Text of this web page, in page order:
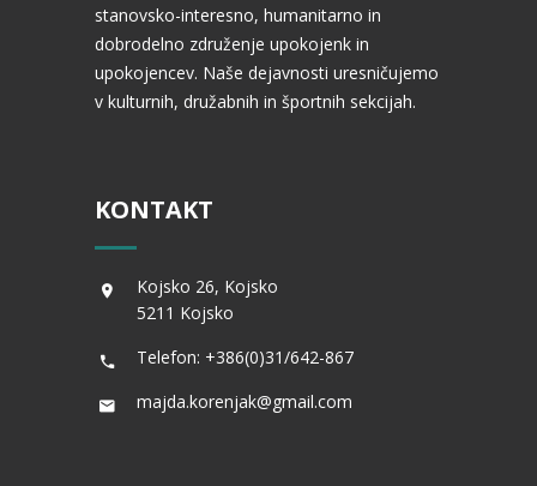
stanovsko-interesno, humanitarno in
dobrodelno združenje upokojenk in
upokojencev. Naše dejavnosti uresničujemo
v kulturnih, družabnih in športnih sekcijah.
KONTAKT
Kojsko 26, Kojsko
5211 Kojsko
Telefon: +386(0)31/642-867
majda.korenjak@gmail.com